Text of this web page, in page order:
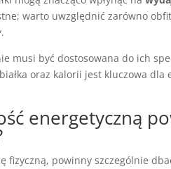
warto uwzględnić zarówno
musi być dostosowana do ich
oraz kalorii jest kluczowa
energetyczną
fizyczną, powinny szczególnie